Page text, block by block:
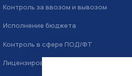
Контроль за ввозом и вывозом
Исполнение бюджета
Контроль в сфере ПОД/ФТ
Лицензирование